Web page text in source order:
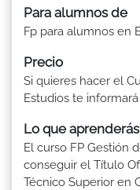
Para alumnos de
Fp para alumnos en
Precio
Si quieres hacer el
Estudios te
Lo que aprenderás
El curso FP Gestión
conseguir el Título
Técnico Superior en